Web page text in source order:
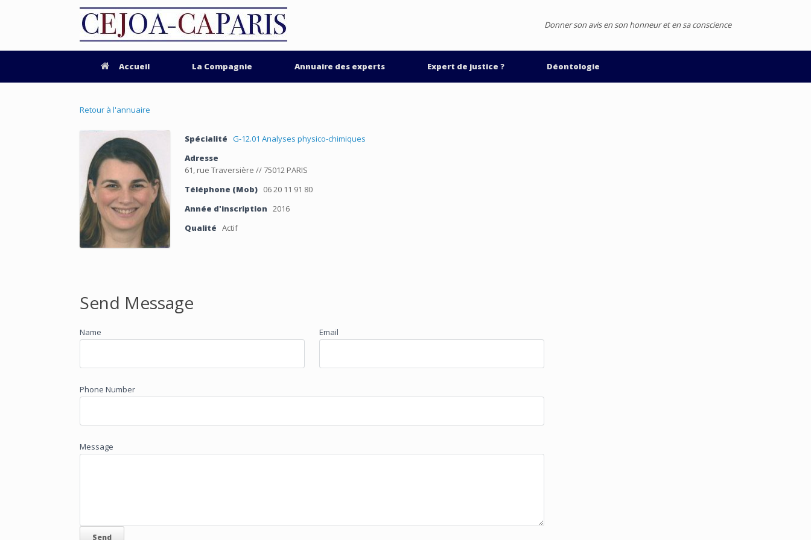
Donner son avis en son honneur et en sa conscience
Accueil La Compagnie Annuaire des experts Expert de justice ? Déontologie
Retour à l'annuaire
Spécialité G-12.01 Analyses physico-chimiques
Adresse
61, rue Traversière // 75012 PARIS
Téléphone (Mob) 06 20 11 91 80
Année d'inscription 2016
Qualité Actif
Send Message
Name Email
Phone Number
Message